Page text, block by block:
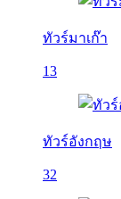
ทัวร์มาเก๊า
13
ทัวร์อังกฤษ
32